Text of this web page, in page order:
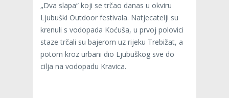
„Dva slapa“ koji se trčao danas u okviru
Ljubuški Outdoor festivala. Natjecatelji su
krenuli s vodopada Koćuša, u prvoj polovici
staze trčali su bajerom uz rijeku Trebižat, a
potom kroz urbani dio Ljubuškog sve do
cilja na vodopadu Kravica.